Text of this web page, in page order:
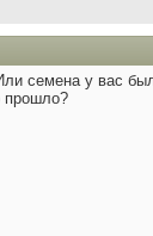
семена у вас
прошло?